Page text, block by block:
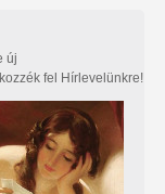
új
fel Hírlevelünkre!